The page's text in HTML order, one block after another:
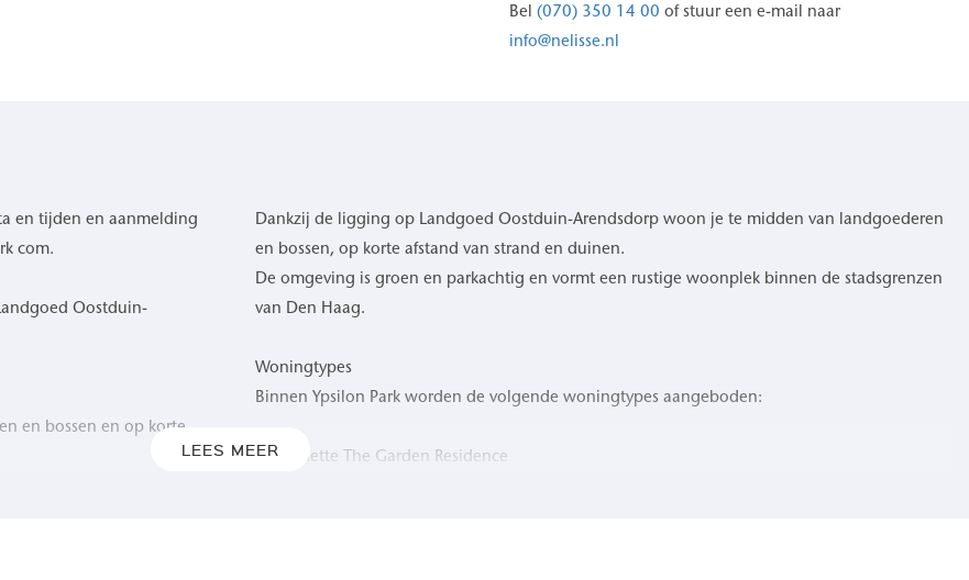
Bel (070) 350 14 00 of stuur een e-mail naar
info@nelisse.nl
en tijden en aanmelding
com.
Oostduin-
en bossen en op korte
Dankzij de ligging op Landgoed Oostduin-Arendsdorp woon je te midden van landgoederen
en bossen, op korte afstand van strand en duinen.
De omgeving is groen en parkachtig en vormt een rustige woonplek binnen de stadsgrenzen
van Den Haag.
Woningtypes
Binnen Ypsilon Park worden de volgende woningtypes aangeboden:
Maisonette The Garden Residence
LEES MEER